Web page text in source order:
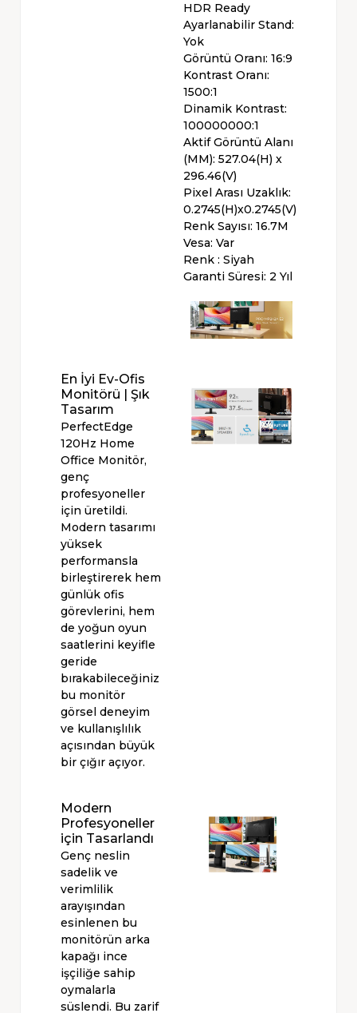
HDR Ready
Ayarlanabilir Stand:
Yok
Görüntü Oranı: 16:9
Kontrast Oranı:
1500:1
Dinamik Kontrast:
100000000:1
Aktif Görüntü Alanı
(MM): 527.04(H) x
296.46(V)
Pixel Arası Uzaklık:
0.2745(H)x0.2745(V)
Renk Sayısı: 16.7M
Vesa: Var
Renk : Siyah
Garanti Süresi: 2 Yıl
En İyi Ev-Ofis
Monitörü | Şık
Tasarım
PerfectEdge
120Hz Home
Office Monitör,
genç
profesyoneller
için üretildi.
Modern tasarımı
yüksek
performansla
birleştirerek hem
günlük ofis
görevlerini, hem
de yoğun oyun
saatlerini keyifle
geride
bırakabileceğiniz
bu monitör
görsel deneyim
ve kullanışlılık
açısından büyük
bir çığır açıyor.
Modern
Profesyoneller
için Tasarlandı
Genç neslin
sadelik ve
verimlilik
arayışından
esinlenen bu
monitörün arka
kapağı ince
işçiliğe sahip
oymalarla
süslendi. Bu zarif